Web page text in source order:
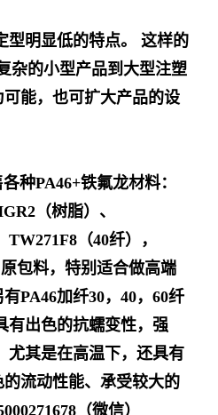
型明显低的特点。 这样的
杂的小型产品到大型注塑
能，也可扩大产品的设
种PA46+铁氟龙材料：
（树脂）、
（40纤），
包料，特别适合做高端
PA46加纤30，40，60纤
有出色的抗蠕变性，强
尤其是在高温下，还具有
流动性能、承受较大的
（微信）